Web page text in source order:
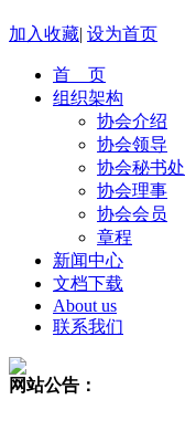
加入收藏| 设为首页
首 页
组织架构
协会介绍
协会领导
协会秘书处
协会理事
协会会员
章程
新闻中心
文档下载
About us
联系我们
网站公告：